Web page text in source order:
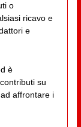
o
ricavo e
e
è
su
affrontare i